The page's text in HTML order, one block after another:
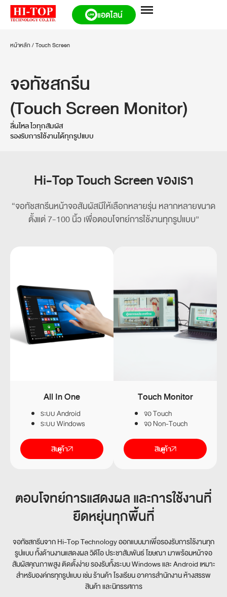
แอดไลน์
หน้าหลัก /Touch Screen
จอทัชสกรีน
(Touch Screen Monitor)
ลื่นไหล ไวทุกสัมผัส
รองรับการใช้งานได้ทุกรูปแบบ
Hi-Top Touch Screen ของเรา
“จอทัชสกรีนหน้าจอสัมผัสมีให้เลือกหลายรุ่น หลากหลายขนาด
ตั้งแต่ 7-100 นิ้ว เพื่อตอบโจทย์การใช้งานทุกรูปแบบ”
All In One
ระบบ Android
ระบบ Windows
ดูสินค้า
Touch Monitor
จอ Touch
จอ Non-Touch
ดูสินค้า
ตอบโจทย์การแสดงผล และการใช้งานที่
ยืดหยุ่นทุกพื้นที่
จอทัชสกรีนจาก Hi-Top Technology ออกแบบมาเพื่อรองรับการใช้งานทุก
รูปแบบ ทั้งด้านงานแสดงผล วิดีโอ ประชาสัมพันธ์ โฆษณามาพร้อมหน้าจอ
สัมผัสคุณภาพสูง ติดตั้งง่าย รองรับทั้งระบบ Windows และ Android เหมาะ
สำหรับองค์กรทุกรูปแบบ เช่น ร้านค้าโรงเรียน อาคารสำนักงาน ห้างสรรพ
สินค้า และนิทรรศการ